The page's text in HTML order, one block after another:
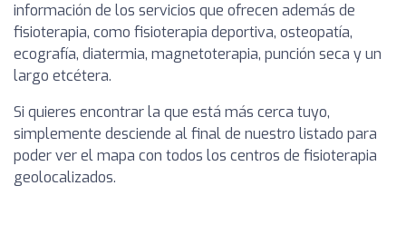
información de los servicios que ofrecen además de
fisioterapia, como fisioterapia deportiva, osteopatía,
ecografía, diatermia, magnetoterapia, punción seca y un
largo etcétera.
Si quieres encontrar la que está más cerca tuyo,
simplemente desciende al final de nuestro listado para
poder ver el mapa con todos los centros de fisioterapia
geolocalizados.